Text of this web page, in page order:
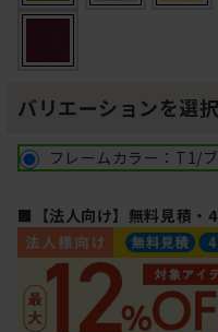
バリエーションを選択
フレームカラー：T1/
■【法人向け】無料見積・